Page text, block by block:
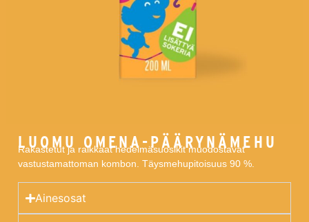
LUOMU OMENA-PÄÄRYNÄMEHU
Rakastetut ja raikkaat hedelmäsuosikit muodostavat
vastustamattoman kombon. Täysmehupitoisuus 90 %.
Ainesosat